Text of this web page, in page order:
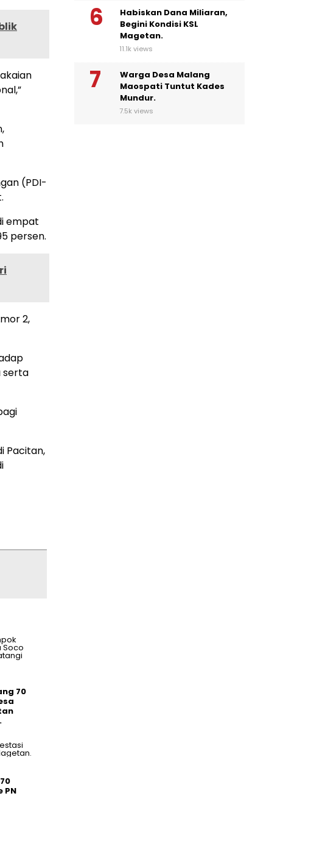
(PDI-
empat
persen.
2,
serta
Pacitan,
70
PN
Habiskan Dana Miliaran,
Begini Kondisi KSL
Magetan.
11.1k views
Warga Desa Malang
Maospati Tuntut Kades
Mundur.
7.5k views